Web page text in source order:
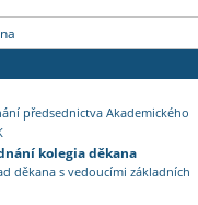
předsednictva Akademického
kolegia děkana
děkana s vedoucími základních